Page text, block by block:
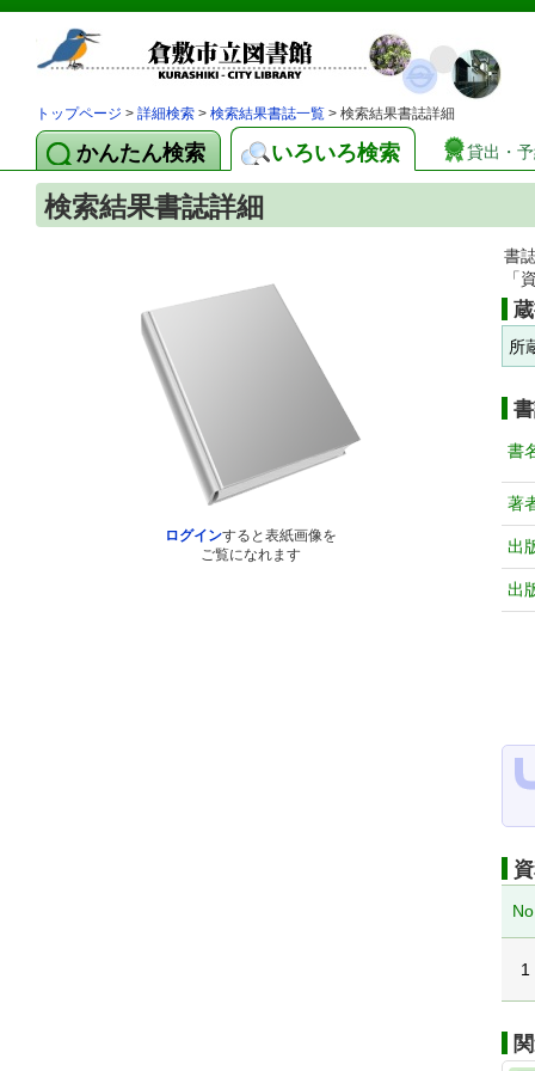
トップページ > 詳細検索 > 検索結果書誌一覧 > 検索結果書誌詳細
かんたん検索 いろいろ検索 貸出・
検索結果書誌詳細
ログインすると表紙画像を
ご覧になれます
書
「
所
書
著
出
出
1